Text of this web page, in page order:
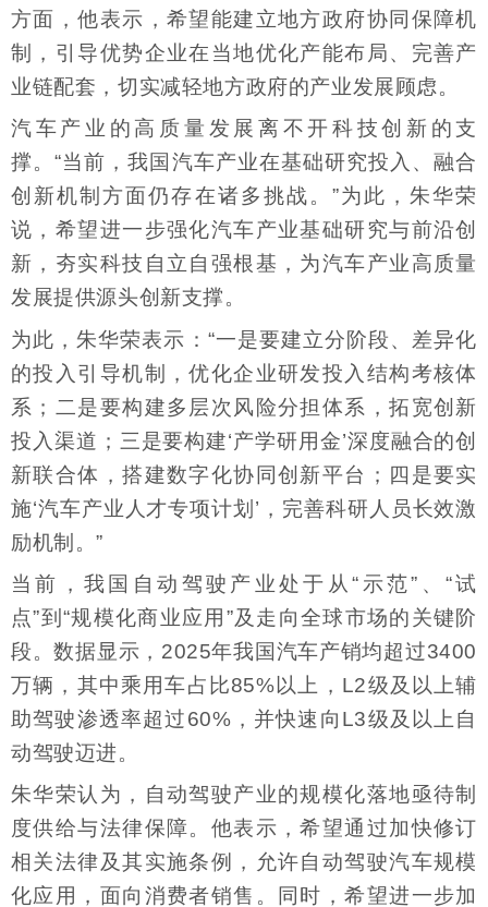
方面，他表示，希望能建立地方政府协同保障机
制，引导优势企业在当地优化产能布局、完善产
业链配套，切实减轻地方政府的产业发展顾虑。
汽车产业的高质量发展离不开科技创新的支
撑。“当前，我国汽车产业在基础研究投入、融合
创新机制方面仍存在诸多挑战。”为此，朱华荣
说，希望进一步强化汽车产业基础研究与前沿创
新，夯实科技自立自强根基，为汽车产业高质量
发展提供源头创新支撑。
为此，朱华荣表示：“一是要建立分阶段、差异化
的投入引导机制，优化企业研发投入结构考核体
系；二是要构建多层次风险分担体系，拓宽创新
投入渠道；三是要构建‘产学研用金’深度融合的创
新联合体，搭建数字化协同创新平台；四是要实
施‘汽车产业人才专项计划’，完善科研人员长效激
励机制。”
当前，我国自动驾驶产业处于从“示范”、“试
点”到“规模化商业应用”及走向全球市场的关键阶
段。数据显示，2025年我国汽车产销均超过3400
万辆，其中乘用车占比85%以上，L2级及以上辅
助驾驶渗透率超过60%，并快速向L3级及以上自
动驾驶迈进。
朱华荣认为，自动驾驶产业的规模化落地亟待制
度供给与法律保障。他表示，希望通过加快修订
相关法律及其实施条例，允许自动驾驶汽车规模
化应用，面向消费者销售。同时，希望进一步加